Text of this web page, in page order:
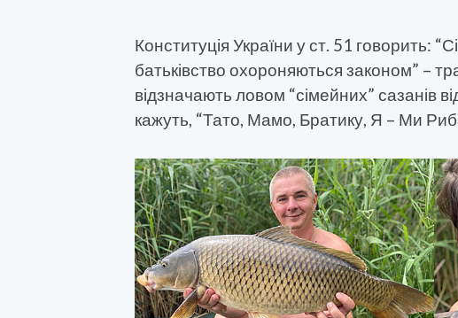
Конституція України у ст. 51 говорить:
батьківство охороняються законом” –
відзначають ловом “сімейних” сазанів
кажуть, “Тато, Мамо, Братику, Я – Ми